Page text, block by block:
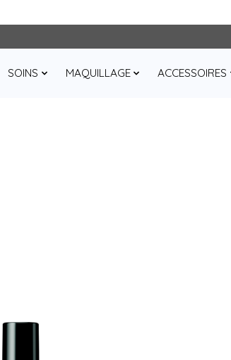
SOINS MAQUILLAGE ACCESSOIRES